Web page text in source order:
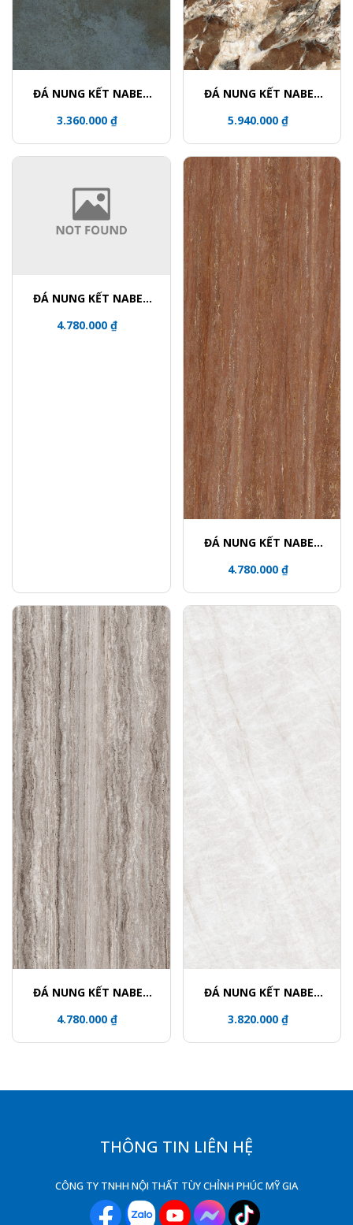
ĐÁ NUNG KẾT NABEL
3.360.000 ₫
ĐÁ NUNG KẾT NABEL
5.940.000 ₫
ĐÁ NUNG KẾT NABEL
4.780.000 ₫
ĐÁ NUNG KẾT NABEL
4.780.000 ₫
ĐÁ NUNG KẾT NABEL
4.780.000 ₫
ĐÁ NUNG KẾT NABEL
3.820.000 ₫
THÔNG TIN LIÊN HỆ
CÔNG TY TNHH NỘI THẤT TÙY CHỈNH PHÚC MỸ GIA